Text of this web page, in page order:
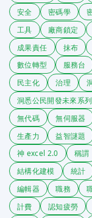
安全
密碼學
工具
廠商鎖定
成果責任
抹布
數位轉型
服務台
民主化
治理
洞悉公民開發未來系列
無代碼
無伺服器
生產力
益智謎題
神 excel 2.0
稱謂
結構化建模
統計
編輯器
職務
計費
認知疲勞